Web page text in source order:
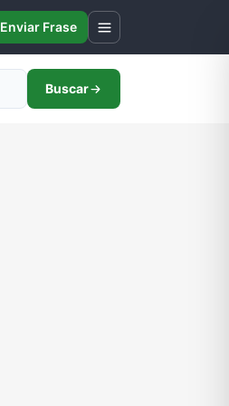
Enviar Frase
Buscar